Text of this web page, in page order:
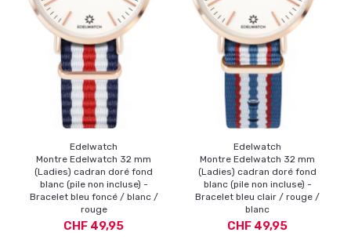
Edelwatch
Montre Edelwatch 32 mm
(Ladies) cadran doré fond
blanc (pile non incluse) -
Bracelet bleu foncé / blanc /
rouge
CHF 49,95
Edelwatch
Montre Edelwatch 32 mm
(Ladies) cadran doré fond
blanc (pile non incluse) -
Bracelet bleu clair / rouge /
blanc
CHF 49,95